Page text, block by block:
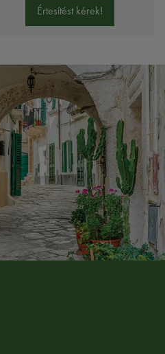
Értesítést kérek!